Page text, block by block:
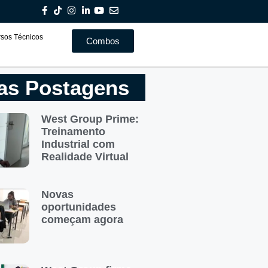
Combos
Técnicos
Combos
Postagens
West Group Prime:
Treinamento
Industrial com
Realidade Virtual
Novas
oportunidades
começam agora